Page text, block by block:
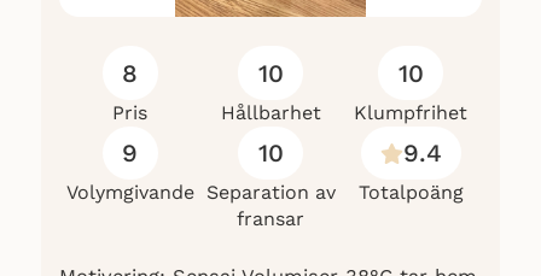
8
Pris
10
Hållbarhet
10
Klumpfrihet
9
Volymgivande
10
Separation av
fransar
9.4
Totalpoäng